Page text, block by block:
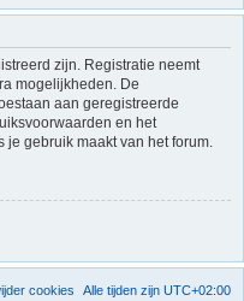
zijn. Registratie neemt
mogelijkheden. De
aan geregistreerde
en het
gebruik maakt van het forum.
Alle tijden zijn UTC+02:00
cookies